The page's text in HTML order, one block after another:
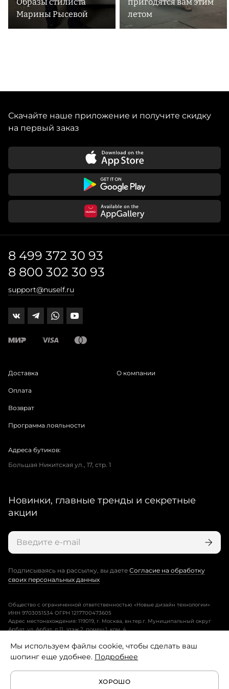
Образы стилиста
Марины Рысевой
пригодятся вам этим
летом
Скачайте наше приложение и получите скидку
на первый заказ
8 499 372 30 93
8 800 302 30 93
support@nuself.ru
Доставка
Оплата
Возврат
Программа лояльности
О компании
Адреса бутиков:
Большая Никитская ул., 17, стр. 1
Новинки, главные тренды и секретные
акции
Подписываясь на рассылку, вы даете Согласие на обработку
своих персональных данных
Общество с ограниченной ответственностью «Новые дизайн технологии»
ИНН 9703051534 ОГРН 1217700473605
Адрес местонахождения: 119019, г. Москва, вн.тер.г. Муниципальный округ
Арбат, ул. Арбат, д.11, этаж 2, помещ.1, ком. 4.
Пользовательское соглашение
Политика конфиденциальности
Мы используем файлы cookie, чтобы сделать ваш
шопинг еще удобнее. Подробнее
ХОРОШО